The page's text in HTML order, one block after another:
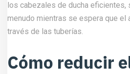
los cabezales de ducha eficientes,
menudo mientras se espera que el
través de las tuberías.
Cómo reducir